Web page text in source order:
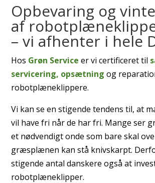
Opbevaring og
af
– vi afhenter i hele
Hos Grøn Service er vi certificeret til
servicering, opsætning og
robotplæneklippere.
Vi kan se en stigende tendens til, at
vil have fri når de har fri. Mange ser
et nødvendigt onde som bare skal
græsplænen kan stå knivskarpt.
stigende antal danskere også at
robotplæneklipper.